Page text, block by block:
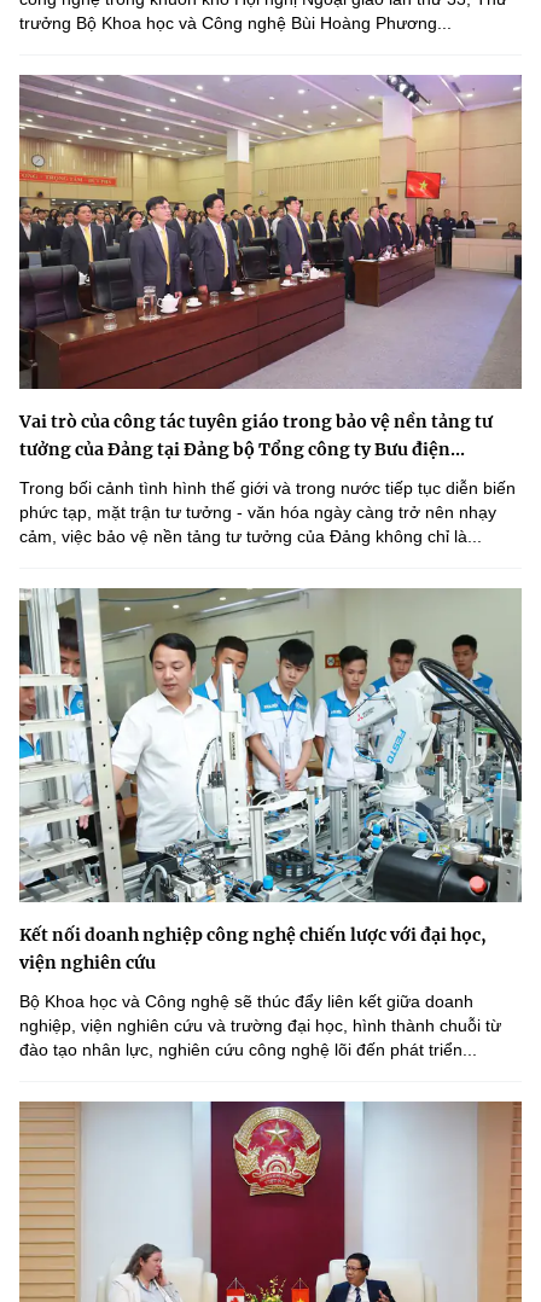
trưởng Bộ Khoa học và Công nghệ Bùi Hoàng Phương...
Vai trò của công tác tuyên giáo trong bảo vệ nền tảng tư
tưởng của Đảng tại Đảng bộ Tổng công ty Bưu điện...
Trong bối cảnh tình hình thế giới và trong nước tiếp tục diễn biến
phức tạp, mặt trận tư tưởng - văn hóa ngày càng trở nên nhạy
cảm, việc bảo vệ nền tảng tư tưởng của Đảng không chỉ là...
Kết nối doanh nghiệp công nghệ chiến lược với đại học,
viện nghiên cứu
Bộ Khoa học và Công nghệ sẽ thúc đẩy liên kết giữa doanh
nghiệp, viện nghiên cứu và trường đại học, hình thành chuỗi từ
đào tạo nhân lực, nghiên cứu công nghệ lõi đến phát triển...